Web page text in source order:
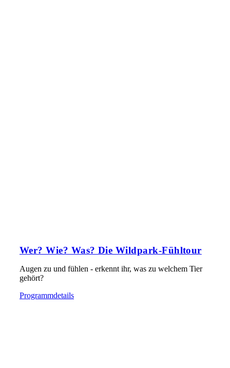
Wer? Wie? Was? Die Wildpark-Fühltour
Augen zu und fühlen - erkennt ihr, was zu welchem Tier
gehört?
Programmdetails